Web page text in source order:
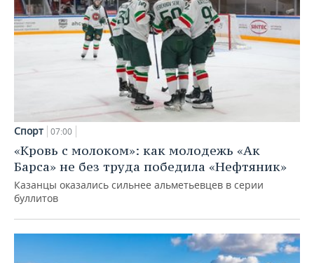
Спорт 07:00
«Кровь с молоком»: как молодежь «Ак
Барса» не без труда победила «Нефтяник»
Казанцы оказались сильнее альметьевцев в серии
буллитов